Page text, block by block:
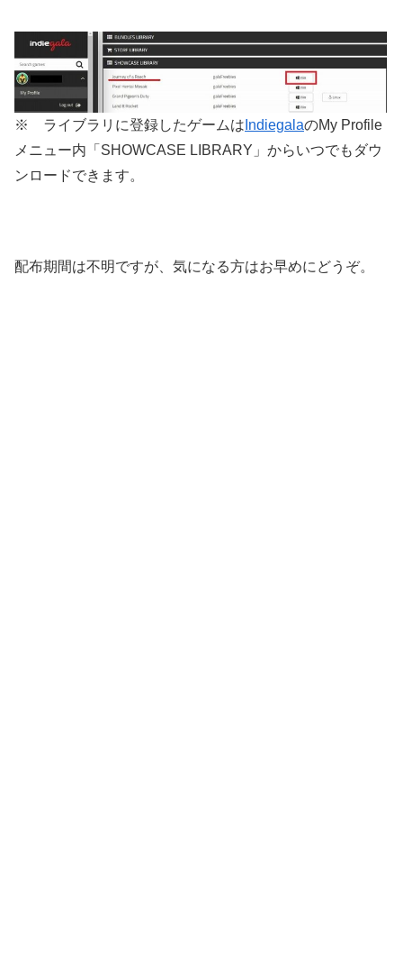
※ ライブラリに登録したゲームは IndiegalaのMy Profile
メニュー内「SHOWCASE LIBRARY」からいつでもダウ
ンロードできます。
配布期間は不明ですが、気になる方はお早めにどうぞ。